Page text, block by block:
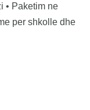
• Paketim ne
per shkolle dhe